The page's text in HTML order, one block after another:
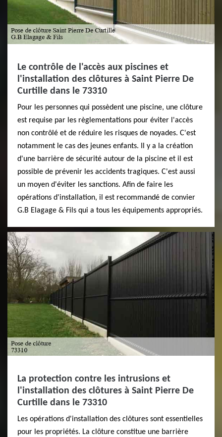
Le contrôle de l'accès aux piscines et
l'installation des clôtures à Saint Pierre De
Curtille dans le 73310
Pour les personnes qui possèdent une piscine, une clôture
est requise par les règlementations pour éviter l'accès
non contrôlé et de réduire les risques de noyades. C'est
notamment le cas des jeunes enfants. Il y a la création
d'une barrière de sécurité autour de la piscine et il est
possible de prévenir les accidents tragiques. C'est aussi
un moyen d'éviter les sanctions. Afin de faire les
opérations d'installation, il est recommandé de convier
G.B Elagage & Fils qui a tous les équipements appropriés.
La protection contre les intrusions et
l'installation des clôtures à Saint Pierre De
Curtille dans le 73310
Les opérations d'installation des clôtures sont essentielles
pour les propriétés. La clôture constitue une barrière